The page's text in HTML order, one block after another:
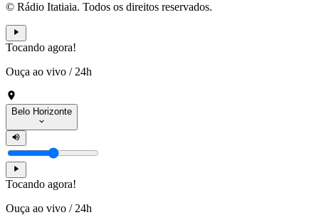
© Rádio Itatiaia. Todos os direitos reservados.
Tocando agora!
Ouça ao vivo / 24h
Belo Horizonte
Tocando agora!
Ouça ao vivo / 24h